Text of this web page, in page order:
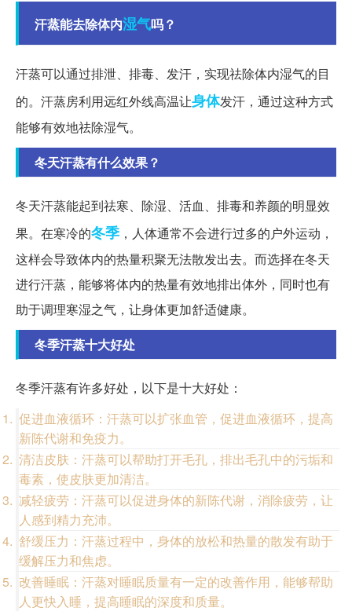
汗蒸能去除体内湿气吗？
汗蒸可以通过排泄、排毒、发汗，实现祛除体内湿气的目
的。汗蒸房利用远红外线高温让身体发汗，通过这种方式
能够有效地祛除湿气。
冬天汗蒸有什么效果？
冬天汗蒸能起到祛寒、除湿、活血、排毒和养颜的明显效
果。在寒冷的冬季 ，人体通常不会进行过多的户外运动，
这样会导致体内的热量积聚无法散发出去。而选择在冬天
进行汗蒸，能够将体内的热量有效地排出体外，同时也有
助于调理寒湿之气，让身体更加舒适健康。
冬季汗蒸十大好处
冬季汗蒸有许多好处，以下是十大好处：
促进血液循环：汗蒸可以扩张血管，促进血液循环，提高
新陈代谢和免疫力。
清洁皮肤：汗蒸可以帮助打开毛孔，排出毛孔中的污垢和
毒素，使皮肤更加清洁。
减轻疲劳：汗蒸可以促进身体的新陈代谢，消除疲劳，让
人感到精力充沛。
舒缓压力：汗蒸过程中，身体的放松和热量的散发有助于
缓解压力和焦虑。
改善睡眠：汗蒸对睡眠质量有一定的改善作用，能够帮助
人更快入睡，提高睡眠的深度和质量。